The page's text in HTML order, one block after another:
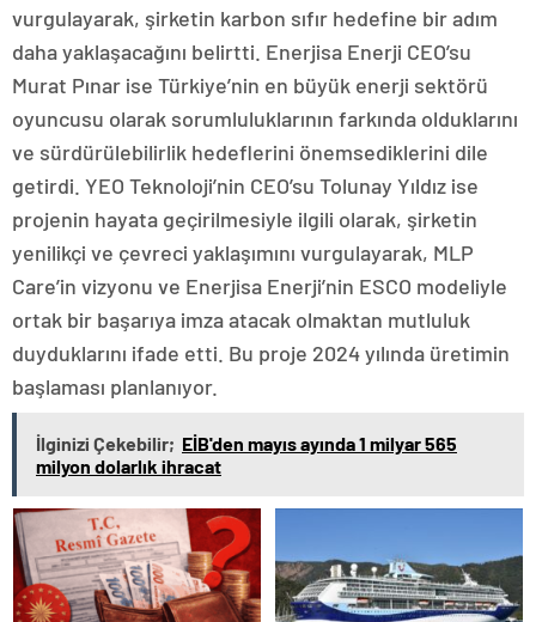
vurgulayarak, şirketin karbon sıfır hedefine bir adım
daha yaklaşacağını belirtti. Enerjisa Enerji CEO’su
Murat Pınar ise Türkiye’nin en büyük enerji sektörü
oyuncusu olarak sorumluluklarının farkında olduklarını
ve sürdürülebilirlik hedeflerini önemsediklerini dile
getirdi. YEO Teknoloji’nin CEO’su Tolunay Yıldız ise
projenin hayata geçirilmesiyle ilgili olarak, şirketin
yenilikçi ve çevreci yaklaşımını vurgulayarak, MLP
Care’in vizyonu ve Enerjisa Enerji’nin ESCO modeliyle
ortak bir başarıya imza atacak olmaktan mutluluk
duyduklarını ifade etti. Bu proje 2024 yılında üretimin
başlaması planlanıyor.
İlginizi Çekebilir; EİB'den mayıs ayında 1 milyar 565
milyon dolarlık ihracat